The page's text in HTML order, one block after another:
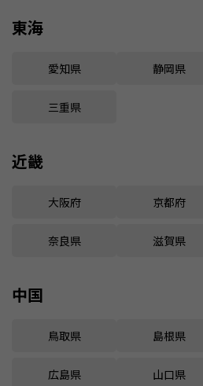
東海
愛知県 静岡県
三重県
近畿
大阪府 京都府
奈良県 滋賀県
中国
鳥取県 島根県
広島県 山口県